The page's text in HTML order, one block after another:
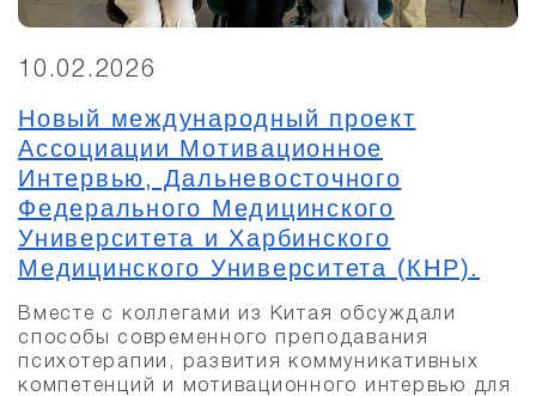
10.02.2026
Новый международный проект
Ассоциации Мотивационное
Интервью, Дальневосточного
Федерального Медицинского
Университета и Харбинского
Медицинского Университета (КНР).
Вместе с коллегами из Китая обсуждали
способы современного преподавания
психотерапии, развития коммуникативных
компетенций и мотивационного интервью для